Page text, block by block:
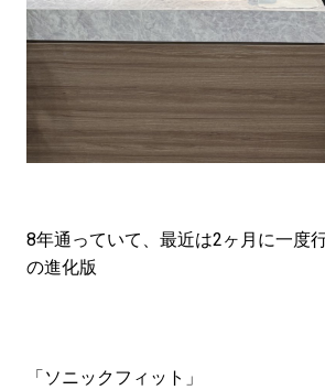
8年通っていて、最近は2ヶ月に一度
の進化版
「ソニックフィット」